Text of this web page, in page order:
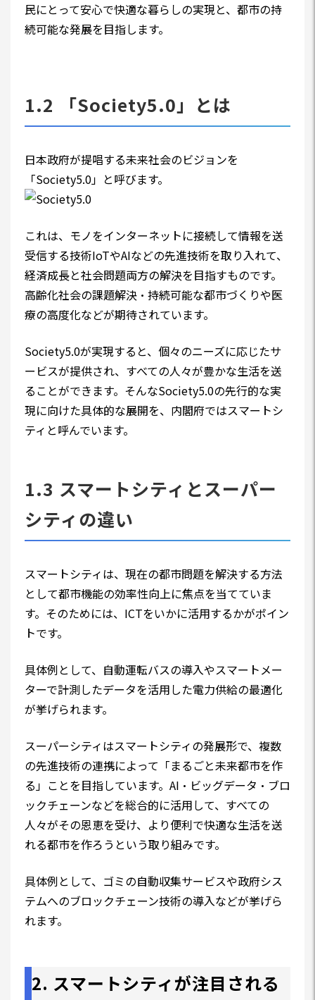
民にとって安心で快適な暮らしの実現と、都市の持
続可能な発展を目指します。
1.2 「Society5.0」とは
日本政府が提唱する未来社会のビジョンを
「Society5.0」と呼びます。
これは、モノをインターネットに接続して情報を送
受信する技術IoTやAIなどの先進技術を取り入れて、
経済成長と社会問題両方の解決を目指すものです。
高齢化社会の課題解決・持続可能な都市づくりや医
療の高度化などが期待されています。
Society5.0が実現すると、個々のニーズに応じたサ
ービスが提供され、すべての人々が豊かな生活を送
ることができます。そんなSociety5.0の先行的な実
現に向けた具体的な展開を、内閣府ではスマートシ
ティと呼んでいます。
1.3 スマートシティとスーパー
シティの違い
スマートシティは、現在の都市問題を解決する方法
として都市機能の効率性向上に焦点を当てていま
す。そのためには、ICTをいかに活用するかがポイン
トです。
具体例として、自動運転バスの導入やスマートメー
ターで計測したデータを活用した電力供給の最適化
が挙げられます。
スーパーシティはスマートシティの発展形で、複数
の先進技術の連携によって「まるごと未来都市を作
る」ことを目指しています。AI・ビッグデータ・ブロ
ックチェーンなどを総合的に活用して、すべての
人々がその恩恵を受け、より便利で快適な生活を送
れる都市を作ろうという取り組みです。
具体例として、ゴミの自動収集サービスや政府シス
テムへのブロックチェーン技術の導入などが挙げら
れます。
2. スマートシティが注目される